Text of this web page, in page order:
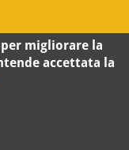
migliorare la
accettata la